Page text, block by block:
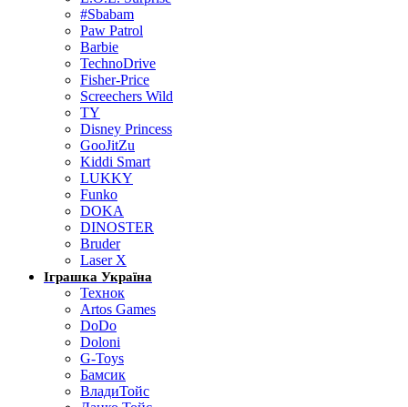
#Sbabam
Paw Patrol
Barbie
TechnoDrive
Fisher-Price
Screechers Wild
TY
Disney Princess
GooJitZu
Kiddi Smart
LUKKY
Funko
DOKA
DINOSTER
Bruder
Laser X
Іграшка Україна
Технок
Artos Games
DoDo
Doloni
G-Toys
Бамсик
ВладиТойс